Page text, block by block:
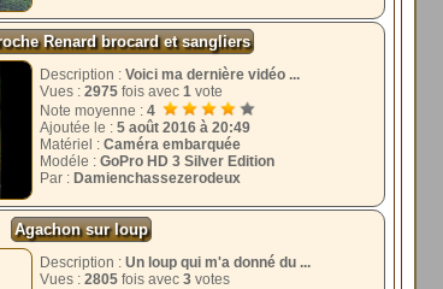
Renard brocard et sangliers
Description : Voici ma dernière vidéo ...
Vues : 2975 fois avec 1 vote
Note moyenne : 4
Ajoutée le : 5 août 2016 à 20:49
Matériel : Caméra embarquée
Modéle : GoPro HD 3 Silver Edition
Par : Damienchassezerodeux
Agachon sur loup
Description : Un loup qui m'a donné du ...
Vues : 2805 fois avec 3 votes